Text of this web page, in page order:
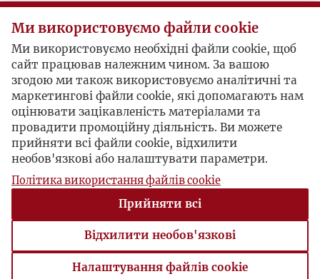
Reviews
sygnatura: 1954_1_010
Fragment nieopisanej bibliografii obejmującej
m. in. pozycje polskich autorów oraz
opublikowany w „Kulturze” nr 5 (67) artykuł:
José Ferrater Mora „Dwa znakomite dzieła”.
2 3 … 28
Ми використовуємо файли cookie
Ми використовуємо необхідні файли cookie, щоб
сайт працював належним чином. За вашою
згодою ми також використовуємо аналітичні та
маркетингові файли cookie, які допомагають нам
оцінювати зацікавленість матеріалами та
провадити промоційну діяльність. Ви можете
прийняти всі файли cookie, відхилити
необов'язкові або налаштувати параметри.
Політика використання файлів cookie
Прийняти всі
Відхилити необов'язкові
Налаштування файлів cookie